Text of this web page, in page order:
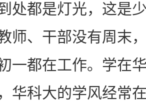
处都是灯光，这是
师、干部没有周末
一都在工作。学在
华科大的学风经常